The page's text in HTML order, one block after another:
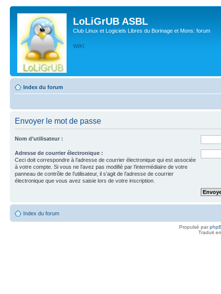
LoLiGrUB ASBL
Club Linux et Logiciels Libres du Borinage et Mons: forum
WIKI
Index du forum
Envoyer le mot de passe
Nom d’utilisateur :
Adresse de courrier électronique :
Ceci doit correspondre à l’adresse de courrier électronique qui est associée
à votre compte. Si vous ne l’avez pas modifié par l’intermédiaire de votre
panneau de contrôle de l’utilisateur, il s’agit de l’adresse de courrier
électronique que vous avez saisie lors de votre inscription.
Index du forum
Propulsé par
Traduit